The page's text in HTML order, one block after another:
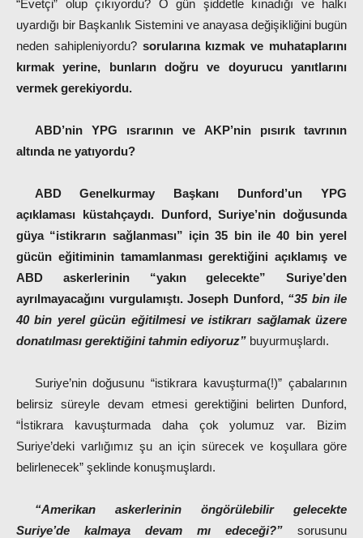
“Evetçi” olup çıkıyordu? O gün şiddetle kınadığı ve halkı
uyardığı bir Başkanlık Sistemini ve anayasa değişikliğini bugün
neden sahipleniyordu? sorularına kızmak ve muhataplarını
kırmak yerine, bunların doğru ve doyurucu yanıtlarını
vermek gerekiyordu.
ABD’nin YPG ısrarının ve AKP’nin pısırık tavrının
altında ne yatıyordu?
ABD Genelkurmay Başkanı Dunford’un YPG
açıklaması küstahçaydı. Dunford, Suriye’nin doğusunda
güya “istikrarın sağlanması” için 35 bin ile 40 bin yerel
gücün eğitiminin tamamlanması gerektiğini açıklamış ve
ABD askerlerinin “yakın gelecekte” Suriye’den
ayrılmayacağını vurgulamıştı. Joseph Dunford, “35 bin ile
40 bin yerel gücün eğitilmesi ve istikrarı sağlamak üzere
donatılması gerektiğini tahmin ediyoruz” buyurmuşlardı.
Suriye’nin doğusunu “istikrara kavuşturma(!)” çabalarının
belirsiz süreyle devam etmesi gerektiğini belirten Dunford,
“İstikrara kavuşturmada daha çok yolumuz var. Bizim
Suriye’deki varlığımız şu an için sürecek ve koşullara göre
belirlenecek” şeklinde konuşmuşlardı.
“Amerikan askerlerinin öngörülebilir gelecekte
Suriye’de kalmaya devam mı edeceği?” sorusunu